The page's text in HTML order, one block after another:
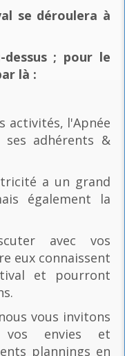
se déroulera à
dessus ; pour le
là :
activités, l'Apnée
ses adhérents &
a un grand
également la
avec vos
eux connaissent
et pourront
vous invitons
envies et
plannings en